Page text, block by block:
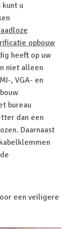
kunt u
opbouw
heeft op uw
niet alleen
, VGA- en
bureau
dan een
Daarnaast
een veiligere